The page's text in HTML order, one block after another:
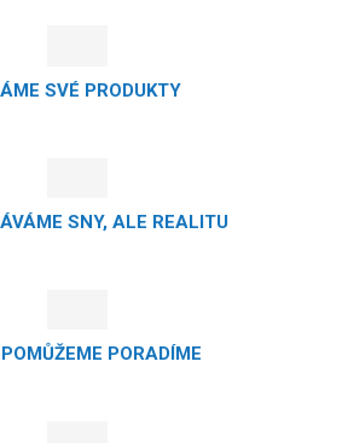
SVÉ PRODUKTY
SNY, ALE REALITU
PORADÍME